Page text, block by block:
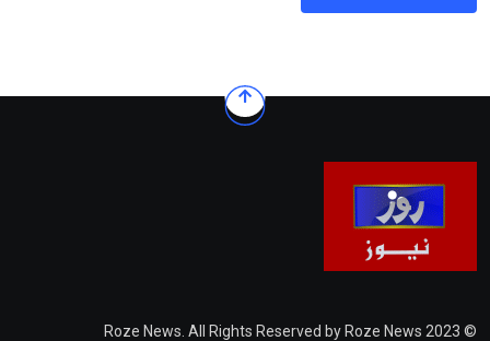
© 2023 Roze News. All Rights Reserved by Roze News